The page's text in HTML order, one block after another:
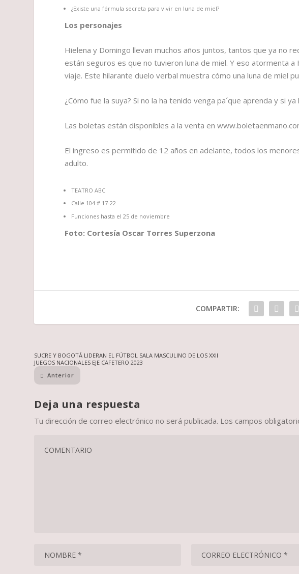
¿Existe una fórmula secreta para vivir en luna de miel?
Los personajes
Hielena y Domingo llevan muchos años juntos, tantos que ya no
están seguros es que no tuvieron luna de miel. Y eso atormenta
viaje. Este hilarante duelo verbal muestra cómo una luna de miel
¿Cómo fue la suya? Si no la ha tenido venga pa´que aprenda y si
Las boletas están disponibles a la venta en
El ingreso es permitido de 12 años en adelante, todos los
adulto.
TEATRO ABC
Calle 104 # 17-22
Funciones hasta el 25 de noviembre
Foto: Cortesía Oscar Torres Superzona
COMPARTIR:
SUCRE Y BOGOTÁ LIDERAN EL FÚTBOL SALA MASCULINO DE LOS XXII
JUEGOS NACIONALES EJE CAFETERO 2023
Anterior
Deja una respuesta
Tu dirección de correo electrónico no será publicada. Los campos